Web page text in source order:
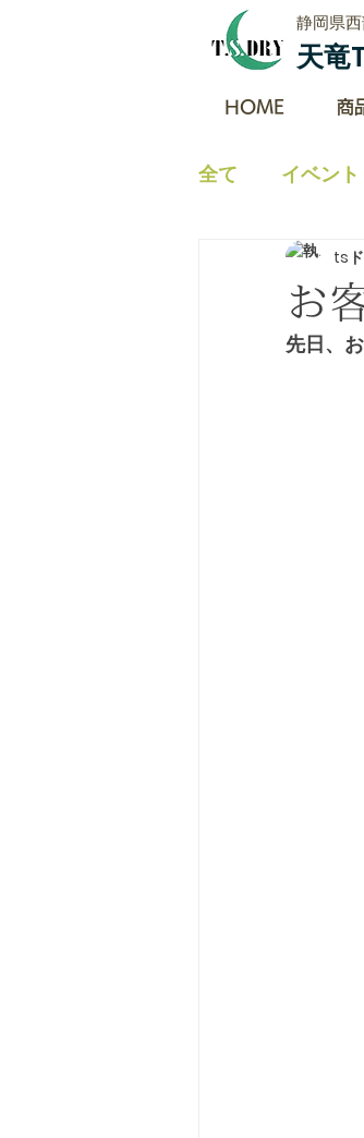
静岡県
天竜
HOME 商
全て イベント
イベントと
お
ts
先日、